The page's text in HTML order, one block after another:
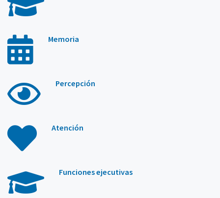
Memoria
Percepción
Atención
Funciones ejecutivas